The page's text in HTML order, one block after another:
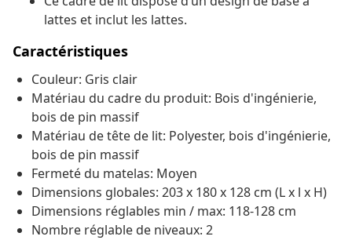
lattes et inclut les lattes.
Caractéristiques
Couleur: Gris clair
Matériau du cadre du produit: Bois d'ingénierie,
bois de pin massif
Matériau de tête de lit: Polyester, bois d'ingénierie,
bois de pin massif
Fermeté du matelas: Moyen
Dimensions globales: 203 x 180 x 128 cm (L x l x H)
Dimensions réglables min / max: 118-128 cm
Nombre réglable de niveaux: 2